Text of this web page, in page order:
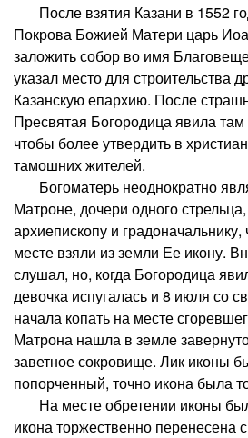
После взятия Казани в 1552
Покрова Божией Матери царь
заложить собор во имя
указал место для строительства
Казанскую епархию. После
Пресвятая Богородица явила
чтобы более утвердить в
тамошних жителей.
Богоматерь неоднократно
Матроне, дочери одного
архиепископу и
месте взяли из земли Ее икону.
слушал, но, когда Богородица
девочка испугалась и 8 июля со
начала копать на месте
Матрона нашла в земле
заветное сокровище. Лик иконы
попорченный, точно икона была
На месте обретении иконы
икона торжественно перенесена